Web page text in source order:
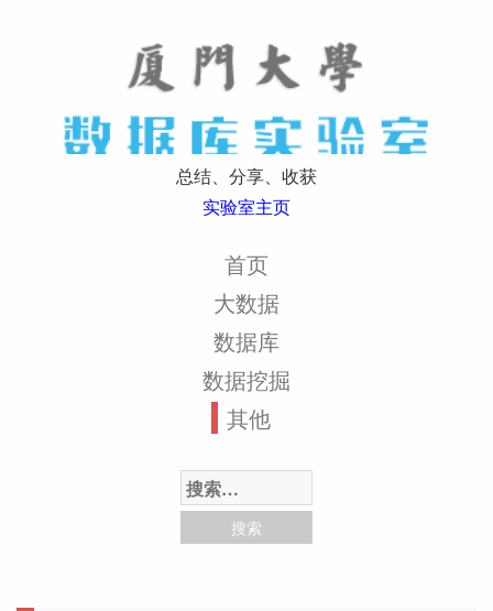
总结、分享、收获
实验室主页
首页
大数据
数据库
数据挖掘
其他